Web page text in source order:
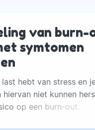
van burn-
symtomen
hebt van stress en
niet kunnen
op een burn-out.